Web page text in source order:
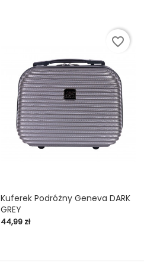
Kuferek Podróżny Geneva DARK
GREY
Cena
44,99 zł
shopping_cart
favorite_border